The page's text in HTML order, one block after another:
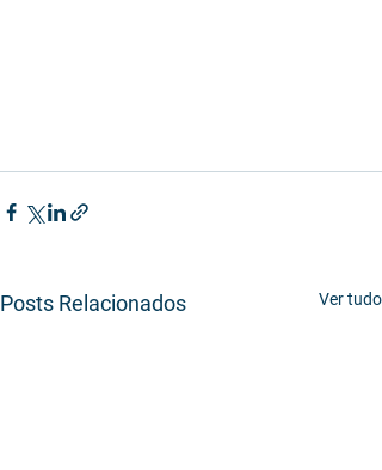
Posts Relacionados Ver tudo